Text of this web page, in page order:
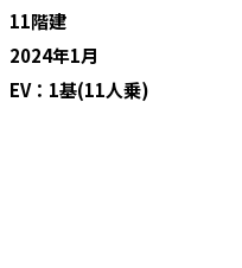
11階建
2024年1月
EV：1基(11人乗)